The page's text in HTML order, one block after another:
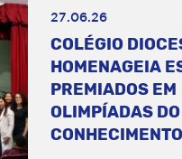
27.06.26
COLÉGIO
HOMENAGEIA
PREMIADOS EM
OLIMPÍADAS DO